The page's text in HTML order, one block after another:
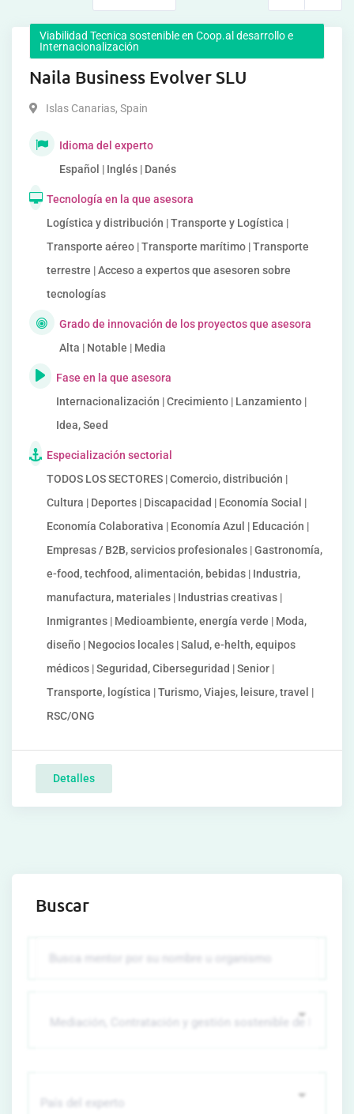
Viabilidad Tecnica sostenible en Coop.al desarrollo e
Internacionalización
Naila Business Evolver SLU
Islas Canarias, Spain
Idioma del experto
Español | Inglés | Danés
Tecnología en la que asesora
Logística y distribución | Transporte y Logística |
Transporte aéreo | Transporte marítimo | Transporte
terrestre | Acceso a expertos que asesoren sobre
tecnologías
Grado de innovación de los proyectos que asesora
Alta | Notable | Media
Fase en la que asesora
Internacionalización | Crecimiento | Lanzamiento |
Idea, Seed
Especialización sectorial
TODOS LOS SECTORES | Comercio, distribución |
Cultura | Deportes | Discapacidad | Economía Social |
Economía Colaborativa | Economía Azul | Educación |
Empresas / B2B, servicios profesionales | Gastronomía,
e-food, techfood, alimentación, bebidas | Industria,
manufactura, materiales | Industrias creativas |
Inmigrantes | Medioambiente, energía verde | Moda,
diseño | Negocios locales | Salud, e-helth, equipos
médicos | Seguridad, Ciberseguridad | Senior |
Transporte, logística | Turismo, Viajes, leisure, travel |
RSC/ONG
Detalles
Buscar